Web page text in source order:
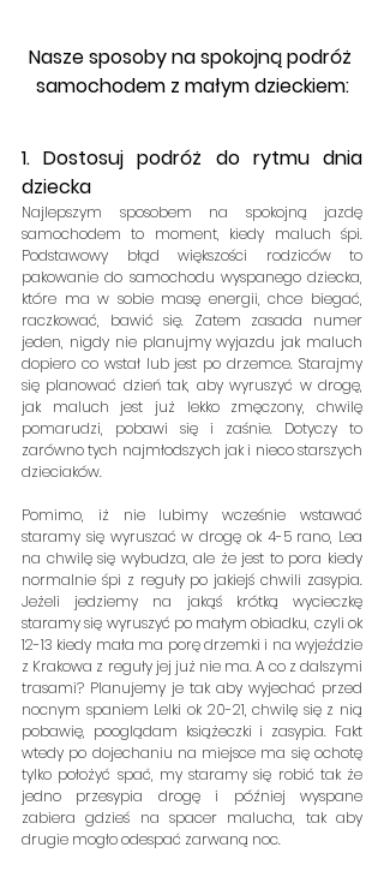
Nasze sposoby na spokojną podróż
samochodem z małym dzieckiem:
1. Dostosuj podróż do rytmu dnia
dziecka
Najlepszym sposobem na spokojną jazdę
samochodem to moment, kiedy maluch śpi.
Podstawowy błąd większości rodziców to
pakowanie do samochodu wyspanego dziecka,
które ma w sobie masę energii, chce biegać,
raczkować, bawić się. Zatem zasada numer
jeden, nigdy nie planujmy wyjazdu jak maluch
dopiero co wstał lub jest po drzemce. Starajmy
się planować dzień tak, aby wyruszyć w drogę,
jak maluch jest już lekko zmęczony, chwilę
pomarudzi, pobawi się i zaśnie. Dotyczy to
zarówno tych najmłodszych jak i nieco starszych
dzieciaków.
Pomimo, iż nie lubimy wcześnie wstawać
staramy się wyruszać w drogę ok 4-5 rano, Lea
na chwilę się wybudza, ale że jest to pora kiedy
normalnie śpi z reguły po jakiejś chwili zasypia.
Jeżeli jedziemy na jakąś krótką wycieczkę
staramy się wyruszyć po małym obiadku, czyli ok
12-13 kiedy mała ma porę drzemki i na wyjeździe
z Krakowa z reguły jej już nie ma. A co z dalszymi
trasami? Planujemy je tak aby wyjechać przed
nocnym spaniem Lelki ok 20-21, chwilę się z nią
pobawię, pooglądam książeczki i zasypia. Fakt
wtedy po dojechaniu na miejsce ma się ochotę
tylko położyć spać, my staramy się robić tak że
jedno przesypia drogę i później wyspane
zabiera gdzieś na spacer malucha, tak aby
drugie mogło odespać zarwaną noc.